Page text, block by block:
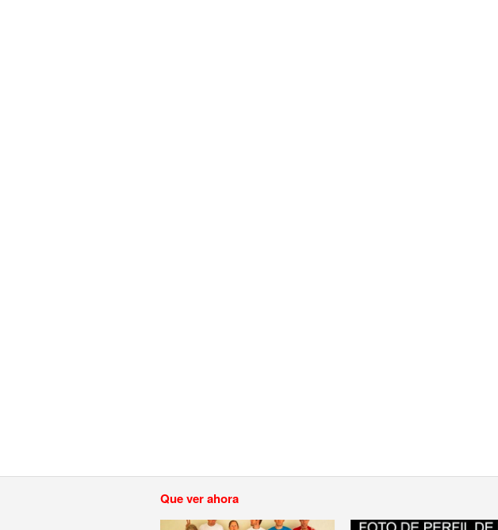
Que ver ahora